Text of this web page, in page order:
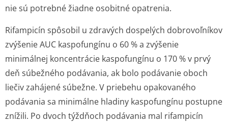
nie sú potrebné žiadne osobitné opatrenia.
Rifampicín spôsobil u zdravých dospelých dobrovoľníkov
zvýšenie AUC kaspofungínu o 60 % a zvýšenie
minimálnej koncentrácie kaspofungínu o 170 % v prvý
deň súbežného podávania, ak bolo podávanie oboch
liečiv zahájené súbežne. V priebehu opakovaného
podávania sa minimálne hladiny kaspofungínu postupne
znížili. Po dvoch týždňoch podávania mal rifampicín